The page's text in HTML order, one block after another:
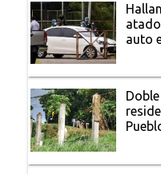
auto